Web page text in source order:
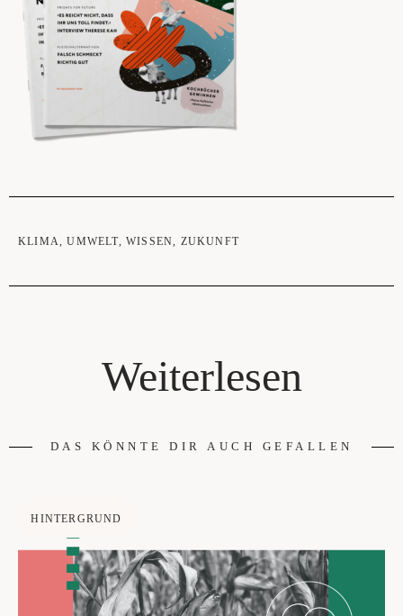
KLIMA,UMWELT,WISSEN, ZUKUNFT
Weiterlesen
DAS KÖNNTE DIR AUCH GEFALLEN
HINTERGRUND